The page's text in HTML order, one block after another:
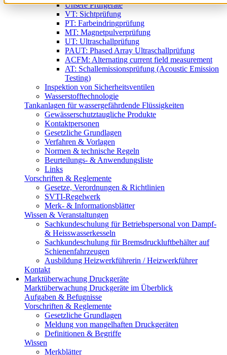
Unsere Prüfgeräte
VT: Sichtprüfung
PT: Farbeindringprüfung
MT: Magnetpulverprüfung
UT: Ultraschallprüfung
PAUT: Phased Array Ultraschallprüfung
ACFM: Alternating current field measurement
AT: Schallemissionsprüfung (Acoustic Emission
Testing)
Inspektion von Sicherheitsventilen
Wasserstofftechnologie
Tankanlagen für wassergefährdende Flüssigkeiten
Gewässerschutztaugliche Produkte
Kontaktpersonen
Gesetzliche Grundlagen
Verfahren & Vorlagen
Normen & technische Regeln
Beurteilungs- & Anwendungsliste
Links
Vorschriften & Reglemente
Gesetze, Verordnungen & Richtlinien
SVTI-Regelwerk
Merk- & Informationsblätter
Wissen & Veranstaltungen
Sachkundeschulung für Betriebspersonal von Dampf-
& Heisswasserkesseln
Sachkundeschulung für Bremsdruckluftbehälter auf
Schienenfahrzeugen
Ausbildung Heizwerkführerin / Heizwerkführer
Kontakt
Marktüberwachung Druckgeräte
Marktüberwachung Druckgeräte im Überblick
Aufgaben & Befugnisse
Vorschriften & Reglemente
Gesetzliche Grundlagen
Meldung von mangelhaften Druckgeräten
Definitionen & Begriffe
Wissen
Merkblätter